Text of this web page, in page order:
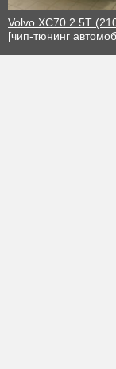
Volvo XC70 2.5T
[чип-тюнинг